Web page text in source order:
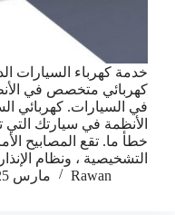
خدمة كهرباء السيارات
كهربائي متخصص في
في السيارات. كهربائي
الأنظمة في سيارتك
خطأ ما. تقع المصابيح
التشخيصية ، ونظام
Rawan
مارس 25, 2021